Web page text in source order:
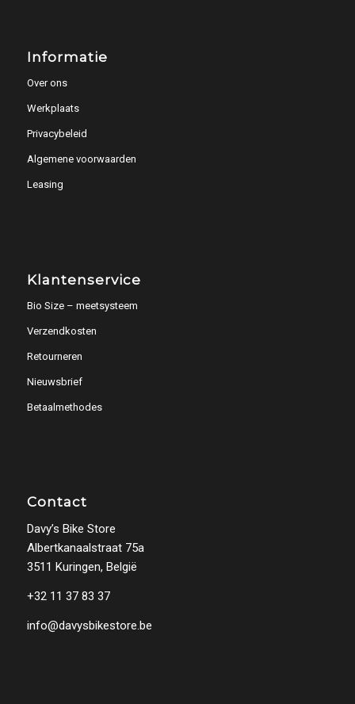
Informatie
Over ons
Werkplaats
Privacybeleid
Algemene voorwaarden
Leasing
Klantenservice
Bio Size – meetsysteem
Verzendkosten
Retourneren
Nieuwsbrief
Betaalmethodes
Contact
Davy’s Bike Store
Albertkanaalstraat 75a
3511 Kuringen, België
+32 11 37 83 37
info@davysbikestore.be